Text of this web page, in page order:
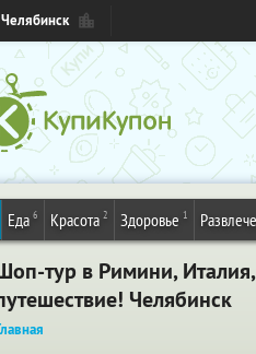
Челябинск
Еда 6 Красота 2 Здоровье 1
тур в Римини,
Челябинск